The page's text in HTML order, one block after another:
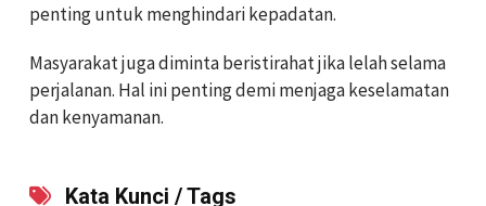
penting untuk menghindari kepadatan.
Masyarakat juga diminta beristirahat jika lelah selama
perjalanan. Hal ini penting demi menjaga keselamatan
dan kenyamanan.
Kata Kunci / Tags